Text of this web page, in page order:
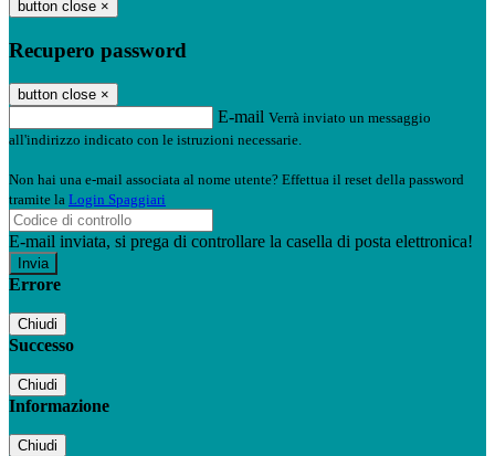
button close ×
Recupero password
button close ×
E-mail Verrà inviato un messaggio
all'indirizzo indicato con le istruzioni necessarie.
Non hai una e-mail associata al nome utente? Effettua il reset della password
tramite la Login Spaggiari
E-mail inviata, si prega di controllare la casella di posta elettronica!
Errore
Chiudi
Successo
Chiudi
Informazione
Chiudi